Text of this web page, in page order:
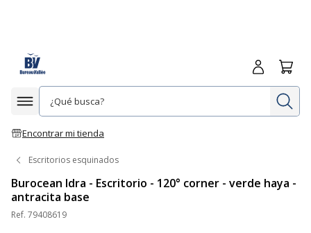
Afficher la navigation
Encontrar mi tienda
Iniciar
Escritorios esquinados
Burocean Idra - Escritorio - 120° corner - verde haya -
antracita base
Ref. 79408619